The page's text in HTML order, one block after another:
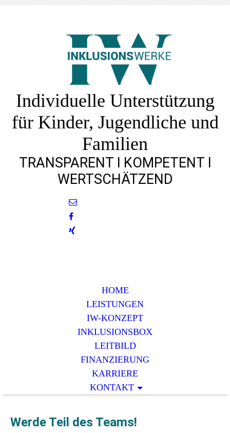
Individuelle Unterstützung
für Kinder, Jugendliche und
Familien
TRANSPARENT l KOMPETENT l
WERTSCHÄTZEND
HOME
LEISTUNGEN
IW-KONZEPT
INKLUSIONSBOX
LEITBILD
FINANZIERUNG
KARRIERE
KONTAKT
Werde Teil des Teams!